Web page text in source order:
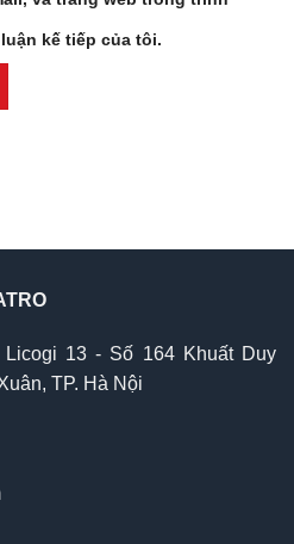
kế tiếp của tôi.
13 - Số 164 Khuất Duy
TP. Hà Nội